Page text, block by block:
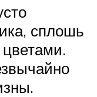
сплошь